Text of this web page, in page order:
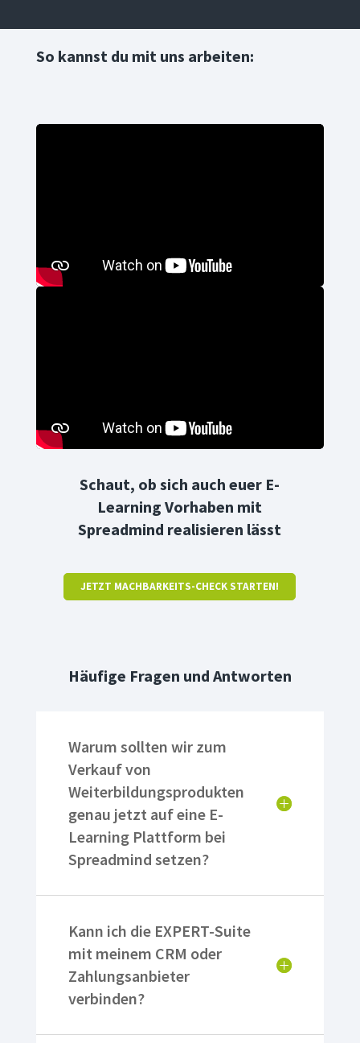
So kannst du mit uns arbeiten:
Schaut, ob sich auch euer E-
Learning Vorhaben mit
Spreadmind realisieren lässt
JETZT MACHBARKEITS-CHECK STARTEN!
Häufige Fragen und Antworten
Warum sollten wir zum
Verkauf von
Weiterbildungsprodukten
genau jetzt auf eine E-
Learning Plattform bei
Spreadmind setzen?
Kann ich die EXPERT-Suite
mit meinem CRM oder
Zahlungsanbieter
verbinden?